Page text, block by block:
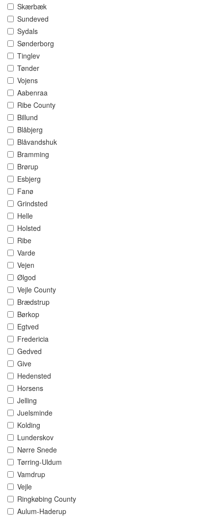
Skærbæk
Sundeved
Sydals
Sønderborg
Tinglev
Tønder
Vojens
Aabenraa
Ribe County
Billund
Blåbjerg
Blåvandshuk
Bramming
Brørup
Esbjerg
Fanø
Grindsted
Helle
Holsted
Ribe
Varde
Vejen
Ølgod
Vejle County
Brædstrup
Børkop
Egtved
Fredericia
Gedved
Give
Hedensted
Horsens
Jelling
Juelsminde
Kolding
Lunderskov
Nørre Snede
Tørring-Uldum
Vamdrup
Vejle
Ringkøbing County
Aulum-Haderup